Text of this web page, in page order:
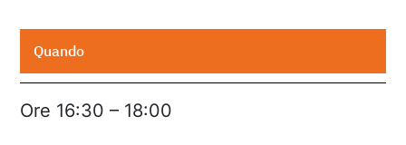
Quando
Ore 16:30 – 18:00